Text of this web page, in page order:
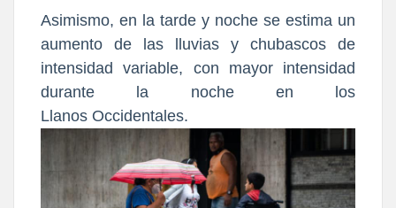
Asimismo, en la tarde y noche se estima un
aumento de las lluvias y chubascos de
intensidad variable, con mayor intensidad
durante la noche en los
Llanos Occidentales.